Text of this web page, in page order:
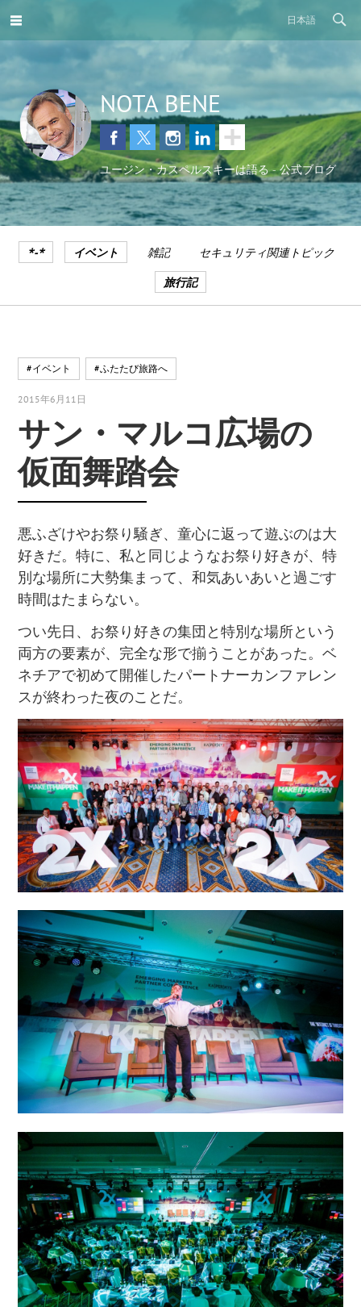
日本語
NOTA BENE
ユージン・カスペルスキーは語る - 公式ブログ
*-* イベント 雑記
セキュリティ関連トピック
旅行記
#イベント #ふたたび旅路へ
2015年6月11日
サン・マルコ広場の
仮面舞踏会
悪ふざけやお祭り騒ぎ、童心に返って遊ぶのは大
好きだ。特に、私と同じようなお祭り好きが、特
別な場所に大勢集まって、和気あいあいと過ごす
時間はたまらない。
つい先日、お祭り好きの集団と特別な場所という
両方の要素が、完全な形で揃うことがあった。ベ
ネチアで初めて開催したパートナーカンファレン
スが終わった夜のことだ。